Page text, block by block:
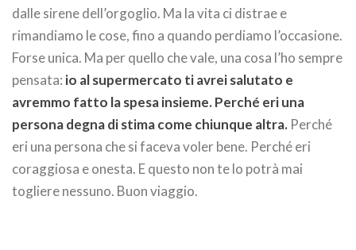
dalle sirene dell’orgoglio. Ma la vita ci distrae e
rimandiamo le cose, fino a quando perdiamo l’occasione.
Forse unica. Ma per quello che vale, una cosa l’ho sempre
pensata: io al supermercato ti avrei salutato e
avremmo fatto la spesa insieme. Perché eri una
persona degna di stima come chiunque altra. Perché
eri una persona che si faceva voler bene. Perché eri
coraggiosa e onesta. E questo non te lo potrà mai
togliere nessuno. Buon viaggio.